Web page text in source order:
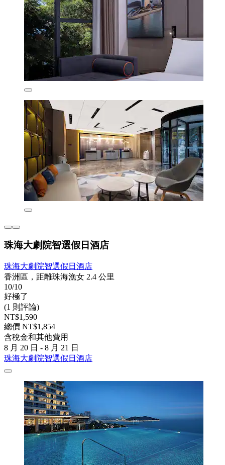
珠海大劇院智選假日酒店
珠海大劇院智選假日酒店
香洲區，距離珠海漁女 2.4 公里
10/10
好極了
(1 則評論)
NT$1,590
總價 NT$1,854
含稅金和其他費用
8 月 20 日 - 8 月 21 日
珠海大劇院智選假日酒店